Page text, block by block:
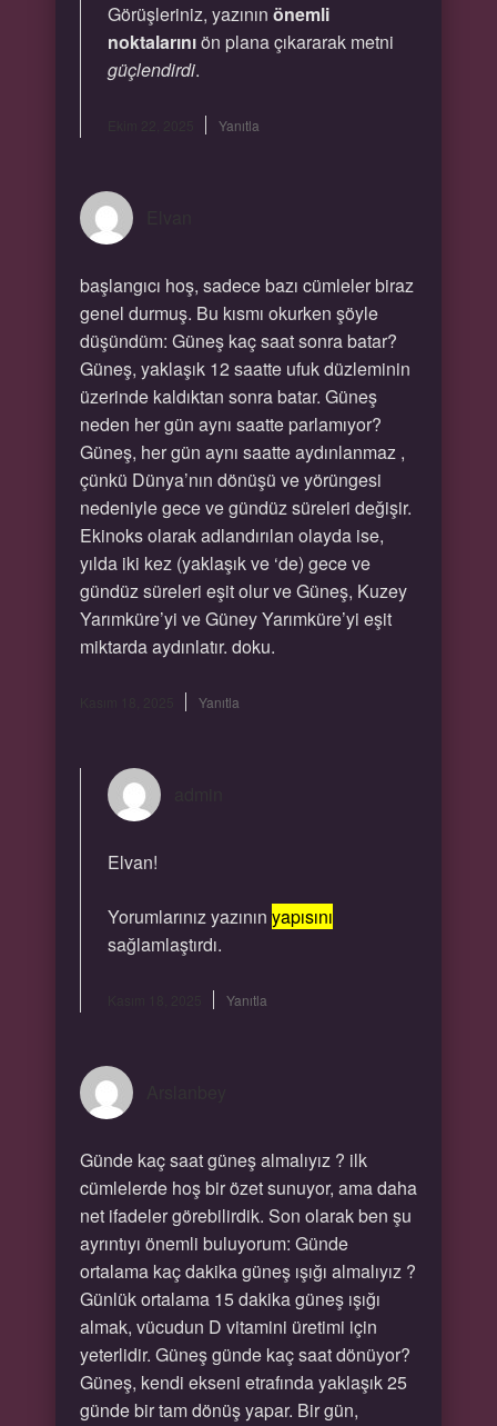
Görüşleriniz, yazının önemli
noktalarınıön plana çıkararak metni
güçlendirdi.
Yanıtla
başlangıcı hoş, sadece bazı cümleler biraz
genel durmuş. Bu kısmı okurken şöyle
düşündüm: Güneş kaç saat sonra batar?
Güneş, yaklaşık 12 saatte ufuk düzleminin
üzerinde kaldıktan sonra batar. Güneş
neden her gün aynı saatte parlamıyor?
Güneş, her gün aynı saatte aydınlanmaz ,
çünkü Dünya’nın dönüşü ve yörüngesi
nedeniyle gece ve gündüz süreleri değişir.
Ekinoks olarak adlandırılan olayda ise,
yılda iki kez (yaklaşık ve ‘de) gece ve
gündüz süreleri eşit olur ve Güneş, Kuzey
Yarımküre’yi ve Güney Yarımküre’yi eşit
miktarda aydınlatır. doku.
Yanıtla
Elvan!
Yorumlarınız yazının yapısını
sağlamlaştırdı.
Yanıtla
Günde kaç saat güneş almalıyız ? ilk
cümlelerde hoş bir özet sunuyor, ama daha
net ifadeler görebilirdik. Son olarak ben şu
ayrıntıyı önemli buluyorum: Günde
ortalama kaç dakika güneş ışığı almalıyız ?
Günlük ortalama 15 dakika güneş ışığı
almak, vücudun D vitamini üretimi için
yeterlidir. Güneş günde kaç saat dönüyor?
Güneş, kendi ekseni etrafında yaklaşık 25
günde bir tam dönüş yapar. Bir gün,